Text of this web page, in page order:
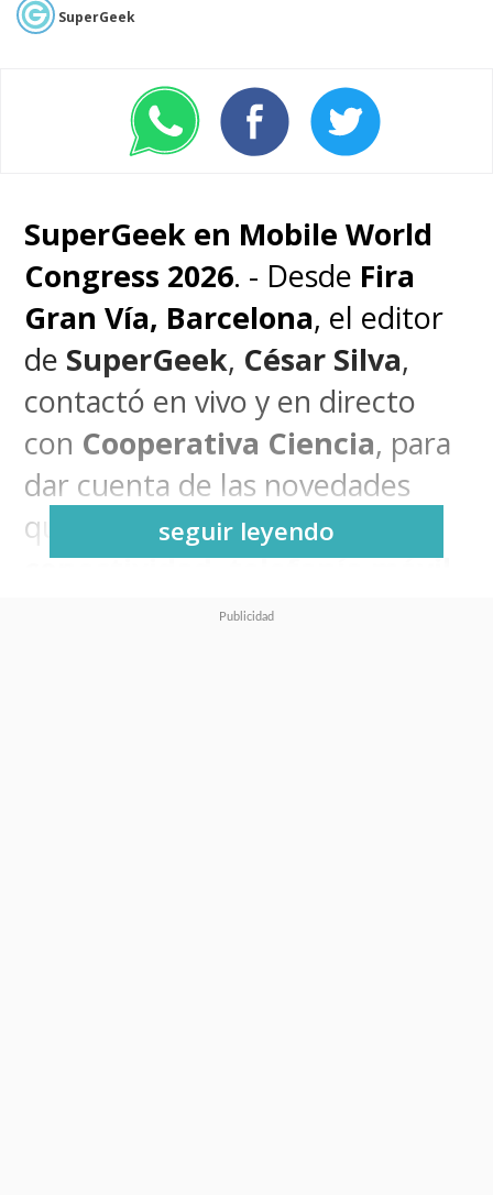
SuperGeek
SuperGeek en Mobile World
Congress 2026. - Desde Fira
Gran Vía, Barcelona, el editor
de SuperGeek, César Silva,
contactó en vivo y en directo
con Cooperativa Ciencia, para
dar cuenta de las novedades
que nos trae la feria de
conectividad, telefonía móvil
más grande del
seguir leyendo